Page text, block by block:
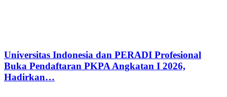
Universitas Indonesia dan PERADI Profesional
Buka Pendaftaran PKPA Angkatan I 2026,
Hadirkan…